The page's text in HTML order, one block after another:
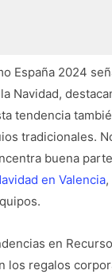
España 2024
Navidad,
tendencia
tradicionales.
buena
en Valencia
en
los regalos